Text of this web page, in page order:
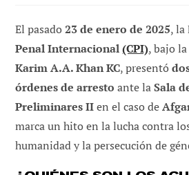
entrada:
El pasado23 de enero de 2025, la
Penal Internacional(CPI), bajo
Karim A.A. Khan KC, presentó
órdenes de arresto ante laSala
Preliminares IIen el caso de
marca un hito en la lucha contra
humanidad y la persecución de